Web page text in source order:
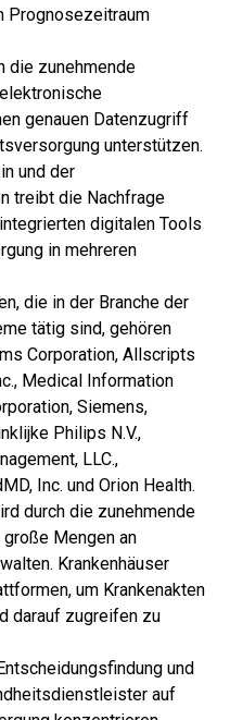
Prognosezeitraum
die zunehmende
elektronische
genauen Datenzugriff
unterstützen.
und der
treibt die Nachfrage
digitalen Tools
in mehreren
die in der Branche der
tätig sind, gehören
Corporation, Allscripts
Medical Information
Siemens,
Philips N.V.,
LLC.,
Inc. und Orion Health.
durch die zunehmende
Mengen an
Krankenhäuser
um Krankenakten
darauf zugreifen zu
und
auf